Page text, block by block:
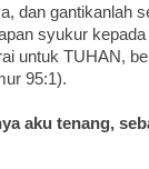
dan gantikanlah
syukur
untuk TUHAN,
95:1).
aku tenang,